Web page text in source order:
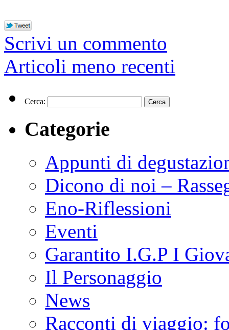
Scrivi un commento
Articoli meno recenti
Cerca:
Categorie
Appunti di
Dicono di noi –
Eno-Riflessioni
Eventi
Garantito I.G.P I
Il Personaggio
News
Racconti di viaggio: